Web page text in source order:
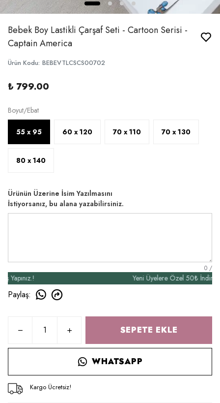
Bebek Boy Lastikli Çarşaf Seti - Cartoon Serisi -
Captain America
Ürün Kodu: BEBEVTLCSCS00702
₺ 799.00
Boyut/Ebat
55 x 95 60 x 120 70 x 110 70 x 130
80 x 140
Ürünün Üzerine İsim Yazılmasını
İstiyorsanız, bu alana yazabilirsiniz.
0 /
Yeni Üyelere Özel 50₺ İndirim
Paylaş:
SEPETE EKLE
WHATSAPP
Kargo Ücretsiz!